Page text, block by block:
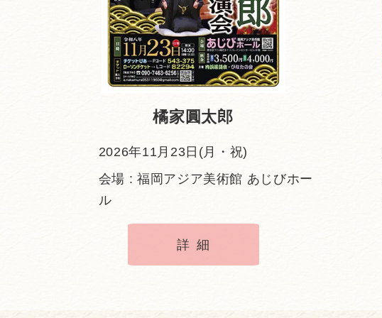
橘家圓太郎
2026年11月23日(月・祝)
会場 : 福岡アジア美術館 あじびホー
ル
詳細